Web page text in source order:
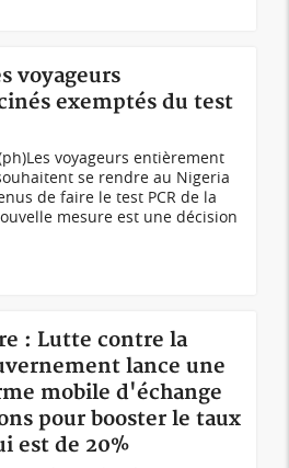
voyageurs
exemptés du test
voyageurs entièrement
se rendre au Nigeria
de faire le test PCR de la
mesure est une décision
: Lutte contre la
lance une
mobile d'échange
pour booster le taux
est de 20%